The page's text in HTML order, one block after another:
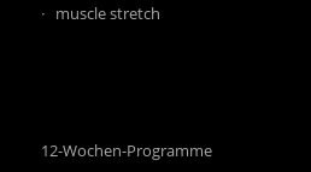
muscle stretch
12-Wochen-Programme